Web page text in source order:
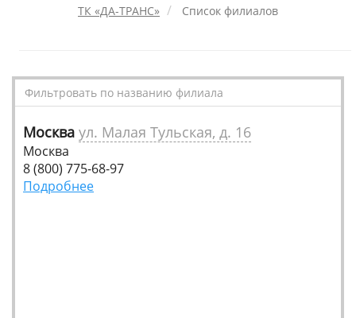
ТК «ДА-ТРАНС» Список филиалов
Москва ул. Малая Тульская, д. 16
Москва
8 (800) 775-68-97
Подробнее